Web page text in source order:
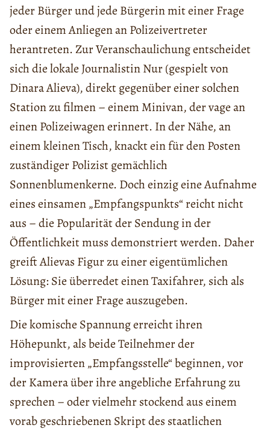
jeder Bürger und jede Bürgerin mit einer Frage
oder einem Anliegen an Polizeivertreter
herantreten. Zur Veranschaulichung entscheidet
sich die lokale Journalistin Nur (gespielt von
Dinara Alieva), direkt gegenüber einer solchen
Station zu filmen – einem Minivan, der vage an
einen Polizeiwagen erinnert. In der Nähe, an
einem kleinen Tisch, knackt ein für den Posten
zuständiger Polizist gemächlich
Sonnenblumenkerne. Doch einzig eine Aufnahme
eines einsamen „Empfangspunkts“ reicht nicht
aus – die Popularität der Sendung in der
Öffentlichkeit muss demonstriert werden. Daher
greift Alievas Figur zu einer eigentümlichen
Lösung: Sie überredet einen Taxifahrer, sich als
Bürger mit einer Frage auszugeben.
Die komische Spannung erreicht ihren
Höhepunkt, als beide Teilnehmer der
improvisierten „Empfangsstelle“ beginnen, vor
der Kamera über ihre angebliche Erfahrung zu
sprechen – oder vielmehr stockend aus einem
vorab geschriebenen Skript des staatlichen